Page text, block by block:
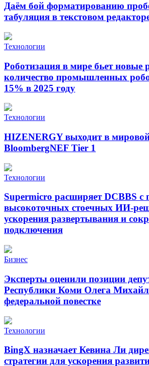
Даём бой форматированию
табуляция в текстовом
Технологии
Роботизация в мире бьет новые
количество промышленных
15% в 2025 году
Технологии
HIZENERGY выходит в
BloombergNEF Tier 1
Технологии
Supermicro расширяет DCBBS
высокоточных стоечных ИИ-
ускорения развертывания и
подключения
Бизнес
Эксперты оценили позиции
Республики Коми Олега
федеральной повестке
Технологии
BingX назначает Кевина Ли
стратегии для ускорения